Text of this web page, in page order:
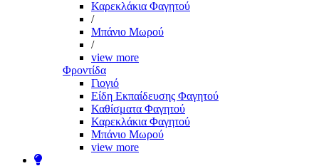
Καρεκλάκια Φαγητού
/
Μπάνιο Μωρού
/
view more
Φροντίδα
Γιογιό
Είδη Εκπαίδευσης Φαγητού
Καθίσματα Φαγητού
Καρεκλάκια Φαγητού
Μπάνιο Μωρού
view more